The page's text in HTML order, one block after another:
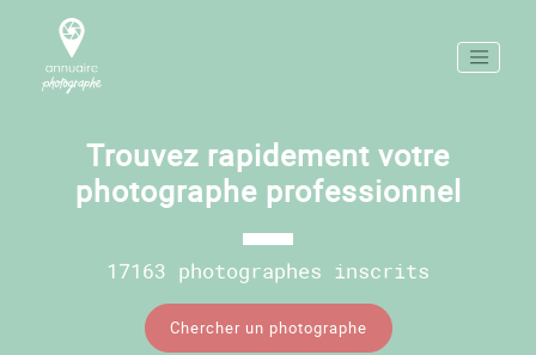
Trouvez rapidement votre
photographe professionnel
17163 photographes inscrits
Chercher un photographe